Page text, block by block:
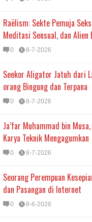
Raëlism: Sekte Pemuja
Meditasi Sensual, dan Alien
0 8-7-2026
Seekor Aligator Jatuh dari
orang Bingung dan Terpana
0 8-7-2026
Ja’far Muhammad bin
Karya Teknik Mengagumkan
0 8-7-2026
Seorang Perempuan
dan Pasangan di Internet
0 8-6-2026